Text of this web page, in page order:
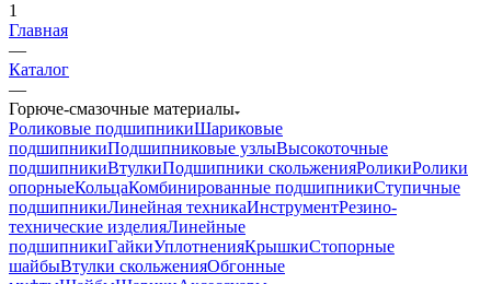
1
Главная
—
Каталог
—
Горюче-смазочные материалы
Роликовые подшипникиШариковые
подшипникиПодшипниковые узлыВысокоточные
подшипникиВтулкиПодшипники скольженияРоликиРолики
опорныеКольцаКомбинированные подшипникиСтупичные
подшипникиЛинейная техникаИнструментРезино-
технические изделияЛинейные
подшипникиГайкиУплотненияКрышкиСтопорные
шайбыВтулки скольженияОбгонные